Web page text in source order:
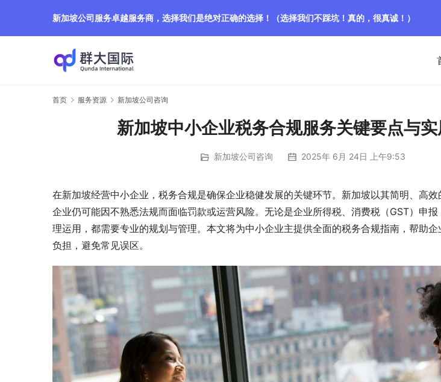
首页 服务资源 新加坡公司咨询
新加坡中小企业税务合规服务关键要点与
新加坡公司咨询 2025年 6月 24日 上午9:53
在新加坡经营中小企业，税务合规是确保企业稳健发展的关键环节。新加坡以其简明、高
企业仍可能因不熟悉法规而面临罚款或运营风险。无论是企业所得税、消费税（GST）申
理运用，都需要专业的规划与管理。本文将为中小企业主提供全面的税务合规指南，帮助
负担，避免常见误区。
新加坡公司服务卓越服务商，选择我们是绝对正确的选择！（选择我们不踩坑！真的，很真诚！）